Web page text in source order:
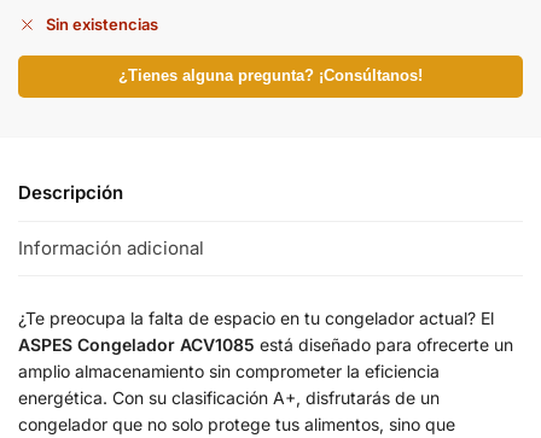
Sin existencias
¿Tienes alguna pregunta? ¡Consúltanos!
Descripción
Información adicional
¿Te preocupa la falta de espacio en tu congelador actual? El
ASPES Congelador ACV1085 está diseñado para ofrecerte un
amplio almacenamiento sin comprometer la eficiencia
energética. Con su clasificación A+, disfrutarás de un
congelador que no solo protege tus alimentos, sino que